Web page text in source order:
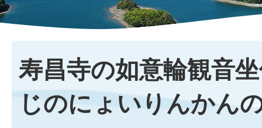
寿昌寺の如意輪観音
じのにょいりんかん